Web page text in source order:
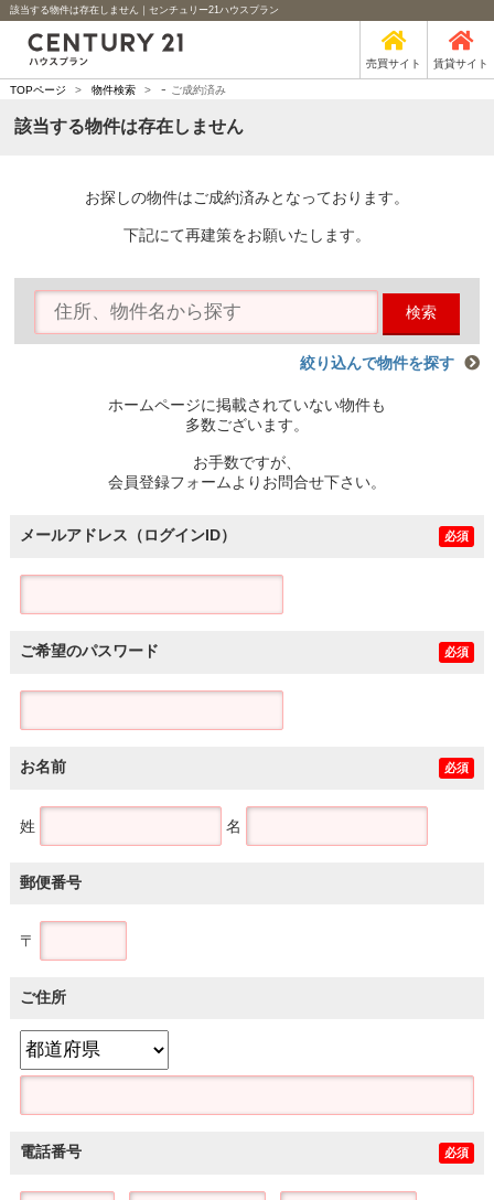
該当する物件は存在しません｜センチュリー21ハウスプラン
売買サイト 賃貸サイト
TOPページ > 物件検索 > - ご成約済み
該当する物件は存在しません
お探しの物件はご成約済みとなっております。
下記にて再建策をお願いたします。
検索
絞り込んで物件を探す
ホームページに掲載されていない物件も
多数ございます。
お手数ですが、
会員登録フォームよりお問合せ下さい。
メールアドレス（ログインID） 必須
ご希望のパスワード 必須
お名前 必須
姓 名
郵便番号
〒
ご住所
電話番号 必須